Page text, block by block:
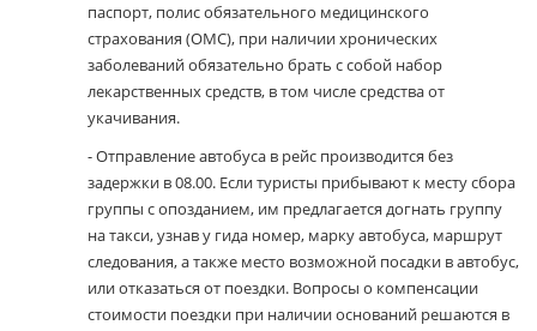
паспорт, полис обязательного медицинского
страхования (ОМС), при наличии хронических
заболеваний обязательно брать с собой набор
лекарственных средств, в том числе средства от
укачивания.
- Отправление автобуса в рейс производится без
задержки в 08.00. Если туристы прибывают к месту сбора
группы с опозданием, им предлагается догнать группу
на такси, узнав у гида номер, марку автобуса, маршрут
следования, а также место возможной посадки в автобус,
или отказаться от поездки. Вопросы о компенсации
стоимости поездки при наличии оснований решаются в